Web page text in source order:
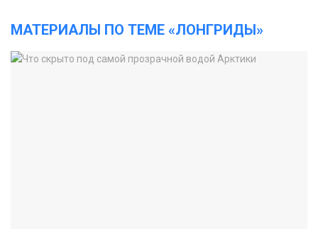
МАТЕРИАЛЫ ПО ТЕМЕ «ЛОНГРИДЫ»